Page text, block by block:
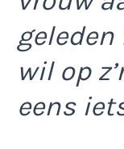
wil op
eens